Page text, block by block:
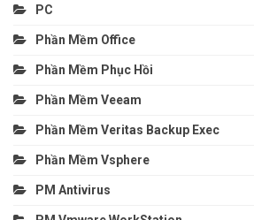
PC
Phần Mềm Office
Phần Mềm Phục Hồi
Phần Mềm Veeam
Phần Mềm Veritas Backup Exec
Phần Mềm Vsphere
PM Antivirus